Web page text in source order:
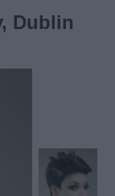
Dublin